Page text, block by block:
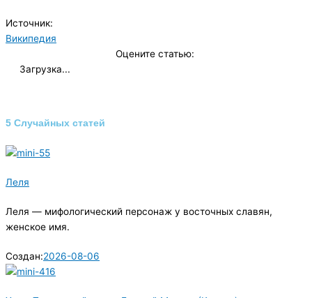
Источник:
Википедия
Оцените статью:
Загрузка...
5 Случайных статей
Леля
Леля — мифологический персонаж у восточных славян,
женское имя.
Создан:2026-08-06